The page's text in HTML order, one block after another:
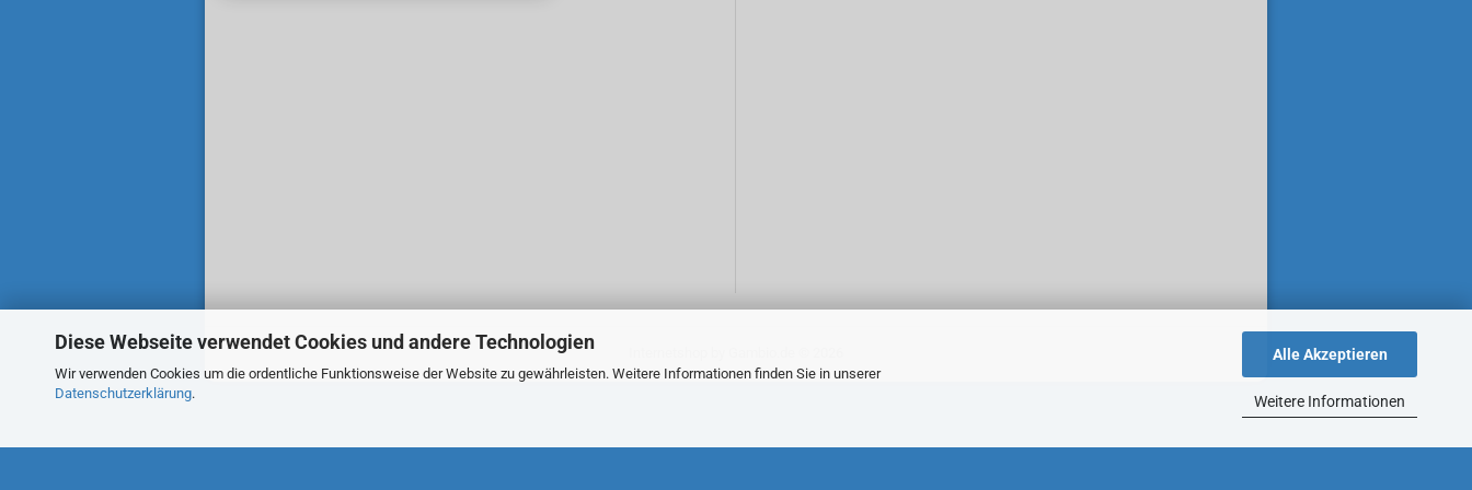
Diese Webseite verwendet Cookies und andere Technologien
Wir verwenden Cookies um die ordentliche Funktionsweise der Website zu gewährleisten. Weitere Informationen finden Sie in unserer
Datenschutzerklärung.
Alle Akzeptieren
Weitere Informationen